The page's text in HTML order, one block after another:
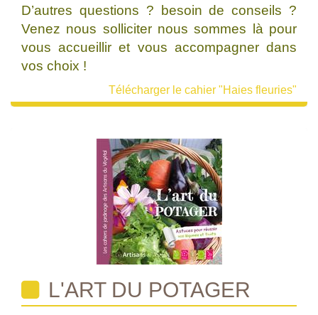
D’autres questions ? besoin de conseils ?
Venez nous solliciter nous sommes là pour
vous accueillir et vous accompagner dans
vos choix !
Télécharger le cahier "Haies fleuries"
L'ART DU POTAGER